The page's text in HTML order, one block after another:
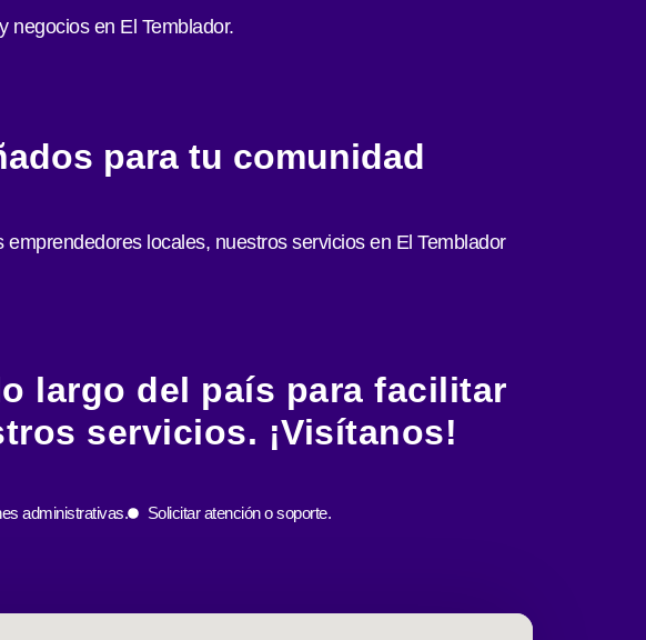
negocios en El Temblador.
para tu comunidad
locales, nuestros servicios en El Temblador
largo del país para facilitar
servicios. ¡Visítanos!
administrativas. Solicitar atención o soporte.